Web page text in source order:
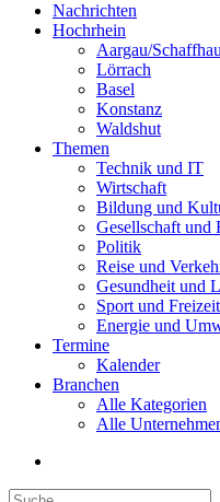
Nachrichten
Hochrhein
Aargau/
Lörrach
Basel
Konstanz
Waldshut
Themen
Technik und IT
Wirtschaft
Bildung und
Gesellschaft und
Politik
Reise und
Gesundheit und
Sport und Freizeit
Energie und
Termine
Kalender
Branchen
Alle Kategorien
Alle